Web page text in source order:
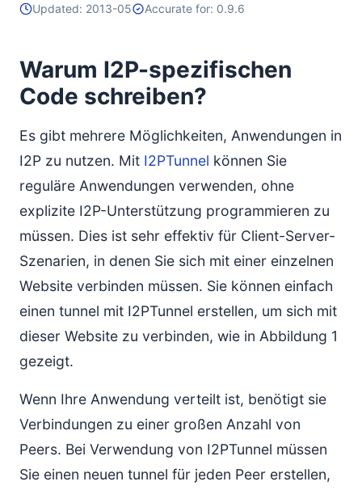
Updated: 2013-05 Accurate for: 0.9.6
Warum I2P-spezifischen
Code schreiben?
Es gibt mehrere Möglichkeiten, Anwendungen in
I2P zu nutzen. Mit I2PTunnel können Sie
reguläre Anwendungen verwenden, ohne
explizite I2P-Unterstützung programmieren zu
müssen. Dies ist sehr effektiv für Client-Server-
Szenarien, in denen Sie sich mit einer einzelnen
Website verbinden müssen. Sie können einfach
einen tunnel mit I2PTunnel erstellen, um sich mit
dieser Website zu verbinden, wie in Abbildung 1
gezeigt.
Wenn Ihre Anwendung verteilt ist, benötigt sie
Verbindungen zu einer großen Anzahl von
Peers. Bei Verwendung von I2PTunnel müssen
Sie einen neuen tunnel für jeden Peer erstellen,